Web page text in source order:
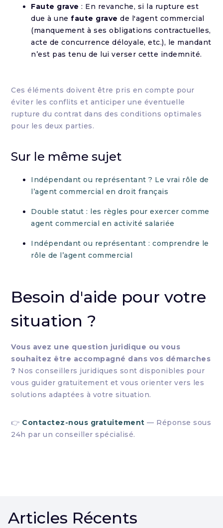
Faute grave : En revanche, si la rupture est
due à unefaute grave de l'agent commercial
(manquement à ses obligations contractuelles,
acte de concurrence déloyale, etc.), le mandant
n’est pas tenu de lui verser cette indemnité.
Ces éléments doivent être pris en compte pour
éviter les conflits et anticiper une éventuelle
rupture du contrat dans des conditions optimales
pour les deux parties.
Sur le même sujet
Indépendant ou représentant ? Le vrai rôle de
l’agent commercial en droit français
Double statut : les règles pour exercer comme
agent commercial en activité salariée
Indépendant ou représentant : comprendre le
rôle de l’agent commercial
Besoin d'aide pour votre
situation ?
Vous avez une question juridique ou vous
souhaitez être accompagné dans vos démarches
? Nos conseillers juridiques sont disponibles pour
vous guider gratuitement et vous orienter vers les
solutions adaptées à votre situation.
👉 Contactez-nous gratuitement — Réponse sous
24h par un conseiller spécialisé.
Articles Récents